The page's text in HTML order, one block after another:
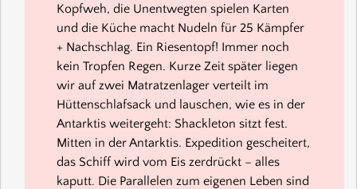
Kopfweh, die Unentwegten spielen Karten
und die Küche macht Nudeln für 25 Kämpfer
+ Nachschlag. Ein Riesentopf! Immer noch
kein Tropfen Regen. Kurze Zeit später liegen
wir auf zwei Matratzenlager verteilt im
Hüttenschlafsack und lauschen, wie es in der
Antarktis weitergeht: Shackleton sitzt fest.
Mitten in der Antarktis. Expedition gescheitert,
das Schiff wird vom Eis zerdrückt – alles
kaputt. Die Parallelen zum eigenen Leben sind